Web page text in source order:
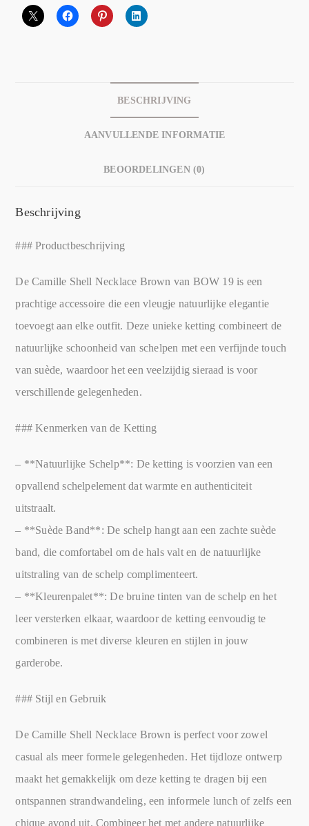
BESCHRIJVING
AANVULLENDE INFORMATIE
BEOORDELINGEN (0)
Beschrijving
### Productbeschrijving
De Camille Shell Necklace Brown van BOW 19 is een
prachtige accessoire die een vleugje natuurlijke elegantie
toevoegt aan elke outfit. Deze unieke ketting combineert de
natuurlijke schoonheid van schelpen met een verfijnde touch
van suède, waardoor het een veelzijdig sieraad is voor
verschillende gelegenheden.
### Kenmerken van de Ketting
– **Natuurlijke Schelp**: De ketting is voorzien van een
opvallend schelpelement dat warmte en authenticiteit
uitstraalt.
– **Suède Band**: De schelp hangt aan een zachte suède
band, die comfortabel om de hals valt en de natuurlijke
uitstraling van de schelp complimenteert.
– **Kleurenpalet**: De bruine tinten van de schelp en het
leer versterken elkaar, waardoor de ketting eenvoudig te
combineren is met diverse kleuren en stijlen in jouw
garderobe.
### Stijl en Gebruik
De Camille Shell Necklace Brown is perfect voor zowel
casual als meer formele gelegenheden. Het tijdloze ontwerp
maakt het gemakkelijk om deze ketting te dragen bij een
ontspannen strandwandeling, een informele lunch of zelfs een
chique avond uit. Combineer het met andere natuurlijke